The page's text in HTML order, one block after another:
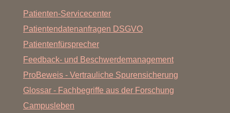
Patienten-Servicecenter
Patientendatenanfragen DSGVO
Patientenfürsprecher
Feedback- und Beschwerdemanagement
ProBeweis - Vertrauliche Spurensicherung
Glossar - Fachbegriffe aus der Forschung
Campusleben